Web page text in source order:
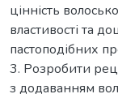
цінність
властивості та
пастоподібних
3. Розробити
з додаванням